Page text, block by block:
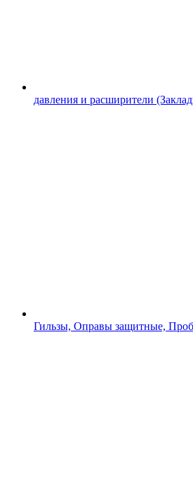
давления и расширители
Гильзы, Оправы защитные,